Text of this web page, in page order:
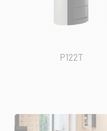
P122T